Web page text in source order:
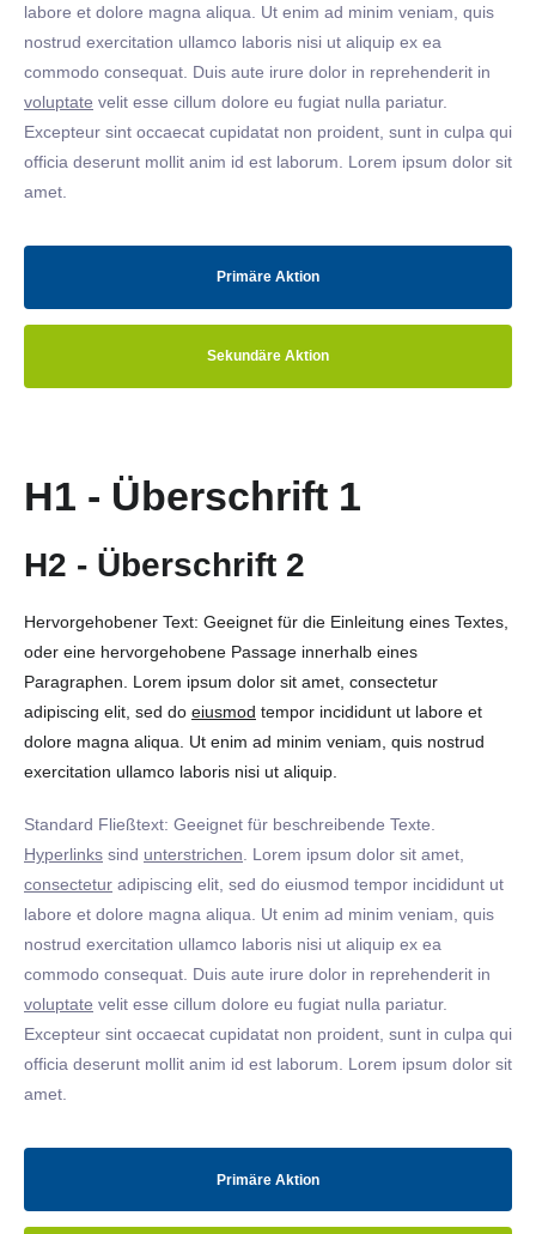
labore et dolore magna aliqua. Ut enim ad minim veniam, quis
nostrud exercitation ullamco laboris nisi ut aliquip ex ea
commodo consequat. Duis aute irure dolor in reprehenderit in
voluptate velit esse cillum dolore eu fugiat nulla pariatur.
Excepteur sint occaecat cupidatat non proident, sunt in culpa qui
officia deserunt mollit anim id est laborum. Lorem ipsum dolor sit
amet.
Primäre Aktion
Sekundäre Aktion
H1 - Überschrift 1
H2 - Überschrift 2
Hervorgehobener Text: Geeignet für die Einleitung eines Textes,
oder eine hervorgehobene Passage innerhalb eines
Paragraphen. Lorem ipsum dolor sit amet, consectetur
adipiscing elit, sed do eiusmod tempor incididunt ut labore et
dolore magna aliqua. Ut enim ad minim veniam, quis nostrud
exercitation ullamco laboris nisi ut aliquip.
Standard Fließtext: Geeignet für beschreibende Texte.
Hyperlinks sind unterstrichen . Lorem ipsum dolor sit amet,
consectetur adipiscing elit, sed do eiusmod tempor incididunt ut
labore et dolore magna aliqua. Ut enim ad minim veniam, quis
nostrud exercitation ullamco laboris nisi ut aliquip ex ea
commodo consequat. Duis aute irure dolor in reprehenderit in
voluptate velit esse cillum dolore eu fugiat nulla pariatur.
Excepteur sint occaecat cupidatat non proident, sunt in culpa qui
officia deserunt mollit anim id est laborum. Lorem ipsum dolor sit
amet.
Primäre Aktion